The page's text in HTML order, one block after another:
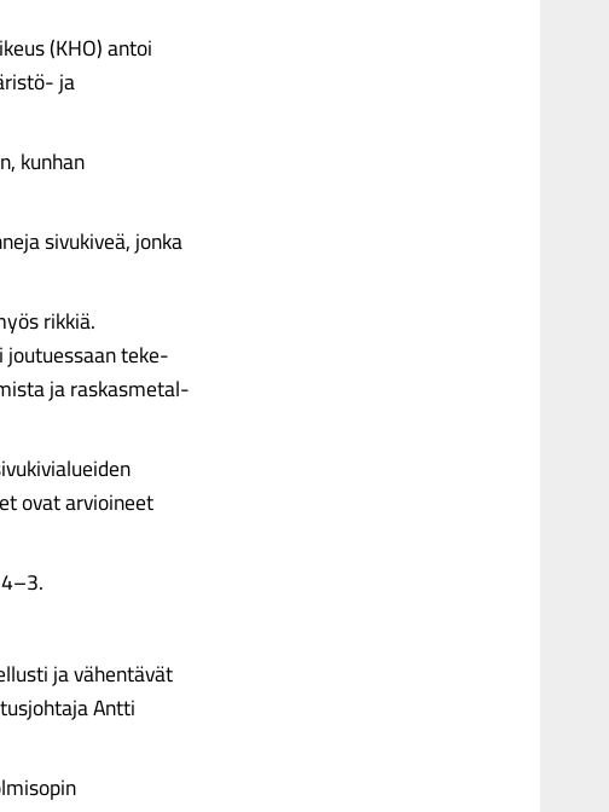
(KHO) antoi
ja
kunhan
sivukiveä, jonka
rikkiä.
joutuessaan teke­
ja raskasmetal­
ovat arvioineet
ja vähentävät
Antti